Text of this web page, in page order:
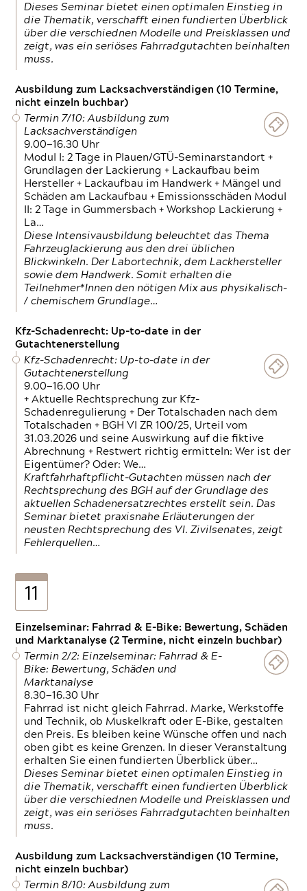
Dieses Seminar bietet einen optimalen Einstieg in
die Thematik, verschafft einen fundierten Überblick
über die verschiednen Modelle und Preisklassen und
zeigt, was ein seriöses Fahrradgutachten beinhalten
muss.
Ausbildung zum Lacksachverständigen (10 Termine,
nicht einzeln buchbar)
Termin 7/10: Ausbildung zum
Lacksachverständigen
9.00—16.30 Uhr
Modul I: 2 Tage in Plauen/GTÜ-Seminarstandort +
Grundlagen der Lackierung + Lackaufbau beim
Hersteller + Lackaufbau im Handwerk + Mängel und
Schäden am Lackaufbau + Emissionsschäden Modul
II: 2 Tage in Gummersbach + Workshop Lackierung +
La…
Diese Intensivausbildung beleuchtet das Thema
Fahrzeuglackierung aus den drei üblichen
Blickwinkeln. Der Labortechnik, dem Lackhersteller
sowie dem Handwerk. Somit erhalten die
Teilnehmer*Innen den nötigen Mix aus physikalisch-
/ chemischem Grundlage…
Kfz-Schadenrecht: Up-to-date in der
Gutachtenerstellung
Kfz-Schadenrecht: Up-to-date in der
Gutachtenerstellung
9.00—16.00 Uhr
+ Aktuelle Rechtsprechung zur Kfz-
Schadenregulierung + Der Totalschaden nach dem
Totalschaden + BGH VI ZR 100/25, Urteil vom
31.03.2026 und seine Auswirkung auf die fiktive
Abrechnung + Restwert richtig ermitteln: Wer ist der
Eigentümer? Oder: We…
Kraftfahrhaftpflicht-Gutachten müssen nach der
Rechtsprechung des BGH auf der Grundlage des
aktuellen Schadenersatzrechtes erstellt sein. Das
Seminar bietet praxisnahe Erläuterungen der
neusten Rechtsprechung des VI. Zivilsenates, zeigt
Fehlerquellen…
11
Einzelseminar: Fahrrad & E-Bike: Bewertung, Schäden
und Marktanalyse (2 Termine, nicht einzeln buchbar)
Termin 2/2: Einzelseminar: Fahrrad & E-
Bike: Bewertung, Schäden und
Marktanalyse
8.30—16.30 Uhr
Fahrrad ist nicht gleich Fahrrad. Marke, Werkstoffe
und Technik, ob Muskelkraft oder E-Bike, gestalten
den Preis. Es bleiben keine Wünsche offen und nach
oben gibt es keine Grenzen. In dieser Veranstaltung
erhalten Sie einen fundierten Überblick über…
Dieses Seminar bietet einen optimalen Einstieg in
die Thematik, verschafft einen fundierten Überblick
über die verschiednen Modelle und Preisklassen und
zeigt, was ein seriöses Fahrradgutachten beinhalten
muss.
Ausbildung zum Lacksachverständigen (10 Termine,
nicht einzeln buchbar)
Termin 8/10: Ausbildung zum